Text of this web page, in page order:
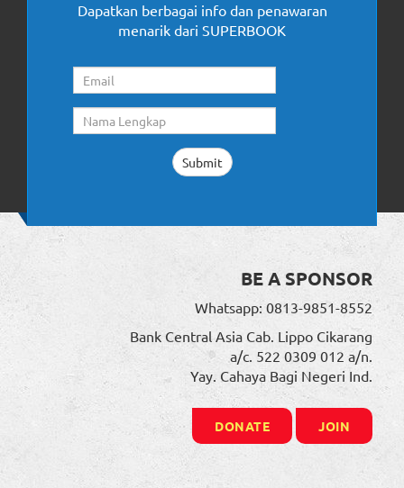
Dapatkan berbagai info dan penawaran
menarik dari SUPERBOOK
BE A SPONSOR
Whatsapp: 0813-9851-8552
Bank Central Asia Cab. Lippo Cikarang
a/c. 522 0309 012 a/n.
Yay. Cahaya Bagi Negeri Ind.
DONATE JOIN